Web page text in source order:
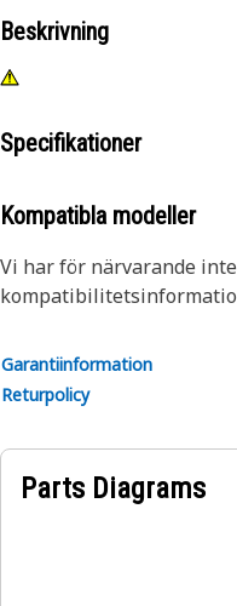
Beskrivning
Specifikationer
Kompatibla modeller
Vi har för närvarande
Garantiinformation
Returpolicy
Parts Diagrams